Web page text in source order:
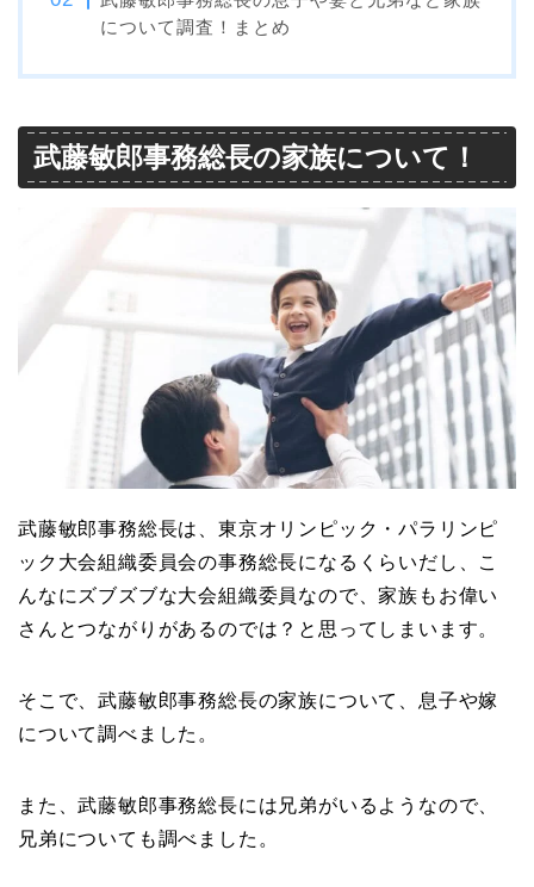
について調査！まとめ
武藤敏郎事務総長の家族について！
武藤敏郎事務総長は、東京オリンピック・パラリンピ
ック大会組織委員会の事務総長になるくらいだし、こ
んなにズブズブな大会組織委員なので、家族もお偉い
さんとつながりがあるのでは？と思ってしまいます。
そこで、武藤敏郎事務総長の家族について、息子や嫁
について調べました。
また、武藤敏郎事務総長には兄弟がいるようなので、
兄弟についても調べました。